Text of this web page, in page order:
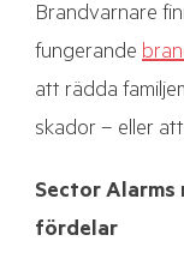
Brandvarnare
fungerande
att rädda
skador – eller
Sector
fördelar